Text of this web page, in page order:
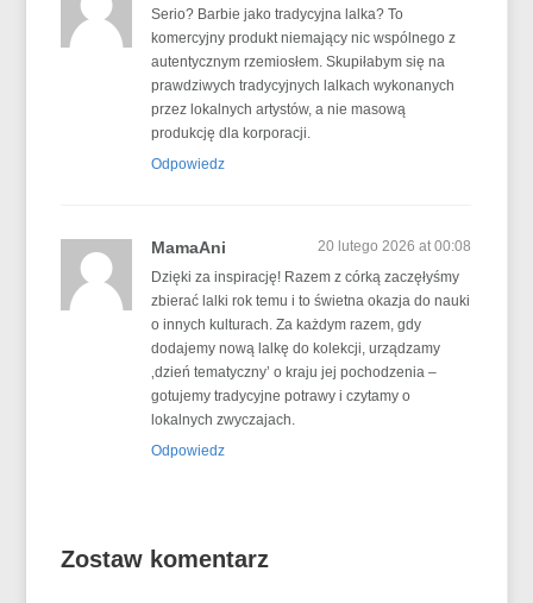
Serio? Barbie jako tradycyjna lalka? To
komercyjny produkt niemający nic wspólnego z
autentycznym rzemiosłem. Skupiłabym się na
prawdziwych tradycyjnych lalkach wykonanych
przez lokalnych artystów, a nie masową
produkcję dla korporacji.
Odpowiedz
MamaAni
20 lutego 2026 at 00:08
Dzięki za inspirację! Razem z córką zaczęłyśmy
zbierać lalki rok temu i to świetna okazja do nauki
o innych kulturach. Za każdym razem, gdy
dodajemy nową lalkę do kolekcji, urządzamy
‚dzień tematyczny’ o kraju jej pochodzenia –
gotujemy tradycyjne potrawy i czytamy o
lokalnych zwyczajach.
Odpowiedz
Zostaw komentarz